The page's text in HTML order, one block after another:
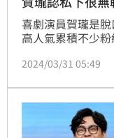
喜劇演員賀瓏是
高人氣累積不少
多年的圈外女友，
起自己的缺點感
2024/03/31 05:49